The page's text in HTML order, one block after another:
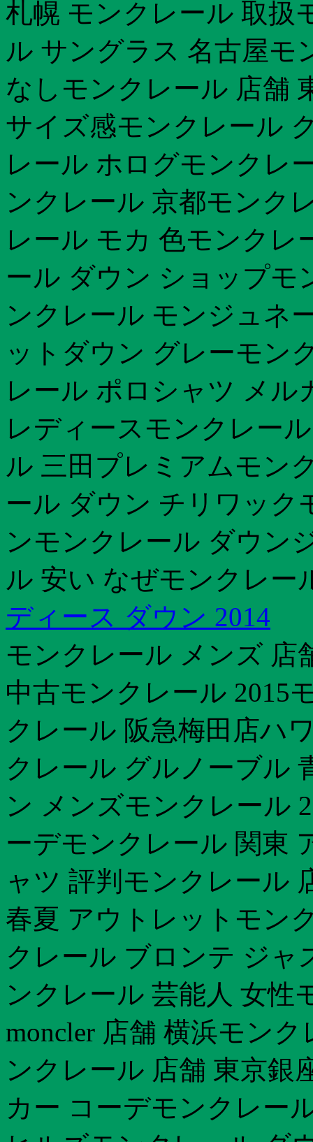
札幌 モンクレール 取扱
ル サングラス 名古屋モ
なしモンクレール 店舗
サイズ感モンクレール
レール ホログモンクレ
ンクレール 京都モンク
レール モカ 色モンクレ
ール ダウン ショップモ
ンクレール モンジュネ
ットダウン グレーモン
レール ポロシャツ メル
レディースモンクレー
ル 三田プレミアムモン
ール ダウン チリワック
ンモンクレール ダウン
ル 安い なぜモンクレー
ディース ダウン 2014
モンクレール メンズ 店
中古モンクレール 2015
クレール 阪急梅田店ハ
クレール グルノーブル
ン メンズモンクレール
ーデモンクレール 関東
ャツ 評判モンクレール
春夏 アウトレットモン
クレール ブロンテ ジャ
ンクレール 芸能人 女性
moncler 店舗 横浜モン
ンクレール 店舗 東京銀
カー コーデモンクレー